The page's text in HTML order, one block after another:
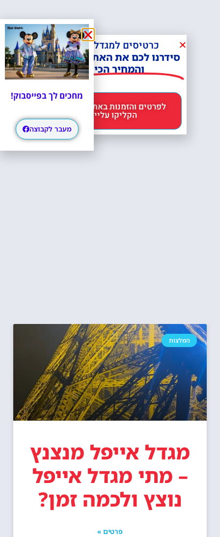
המלצות
מגדל אייפל מנצנץ
– מתי מגדל אייפל
נוצץ ולכמה זמן?
פרטים »
כרטיסים למגדל אייפל?
סידרנו לכם את האתר הכי אמין -
והמחיר הכי זול!
הקליקו עליי 😊
מחכים לך בפייסבוק!
מעבר לקבוצה